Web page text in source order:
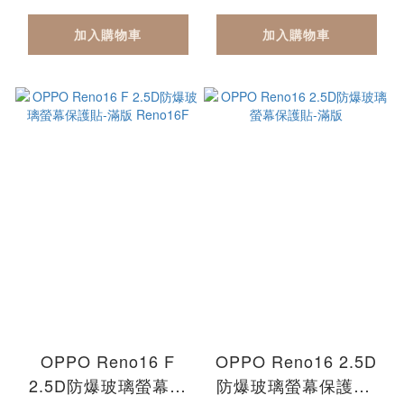
加入購物車 加入購物車
OPPO Reno16 F
2.5D防爆玻璃螢幕保
OPPO Reno16 2.5D
防爆玻璃螢幕保護貼-